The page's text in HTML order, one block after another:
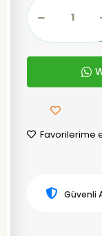
Favorilerime
Güvenli